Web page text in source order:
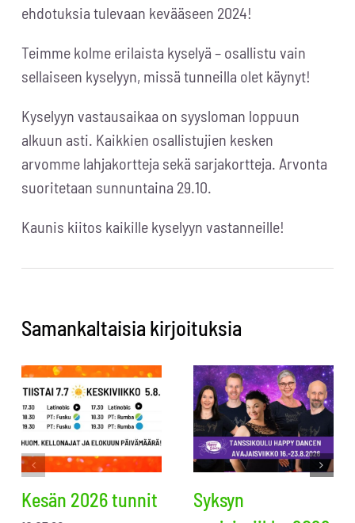
ehdotuksia tulevaan kevääseen 2024!
Teimme kolme erilaista kyselyä – osallistu vain
sellaiseen kyselyyn, missä tunneilla olet käynyt!
Kyselyyn vastausaikaa on syysloman loppuun
alkuun asti. Kaikkien osallistujien kesken
arvomme lahjakortteja sekä sarjakortteja. Arvonta
suoritetaan sunnuntaina 29.10.
Kaunis kiitos kaikille kyselyyn vastanneille!
Samankaltaisia kirjoituksia
Kesän 2026 tunnit
Syksyn